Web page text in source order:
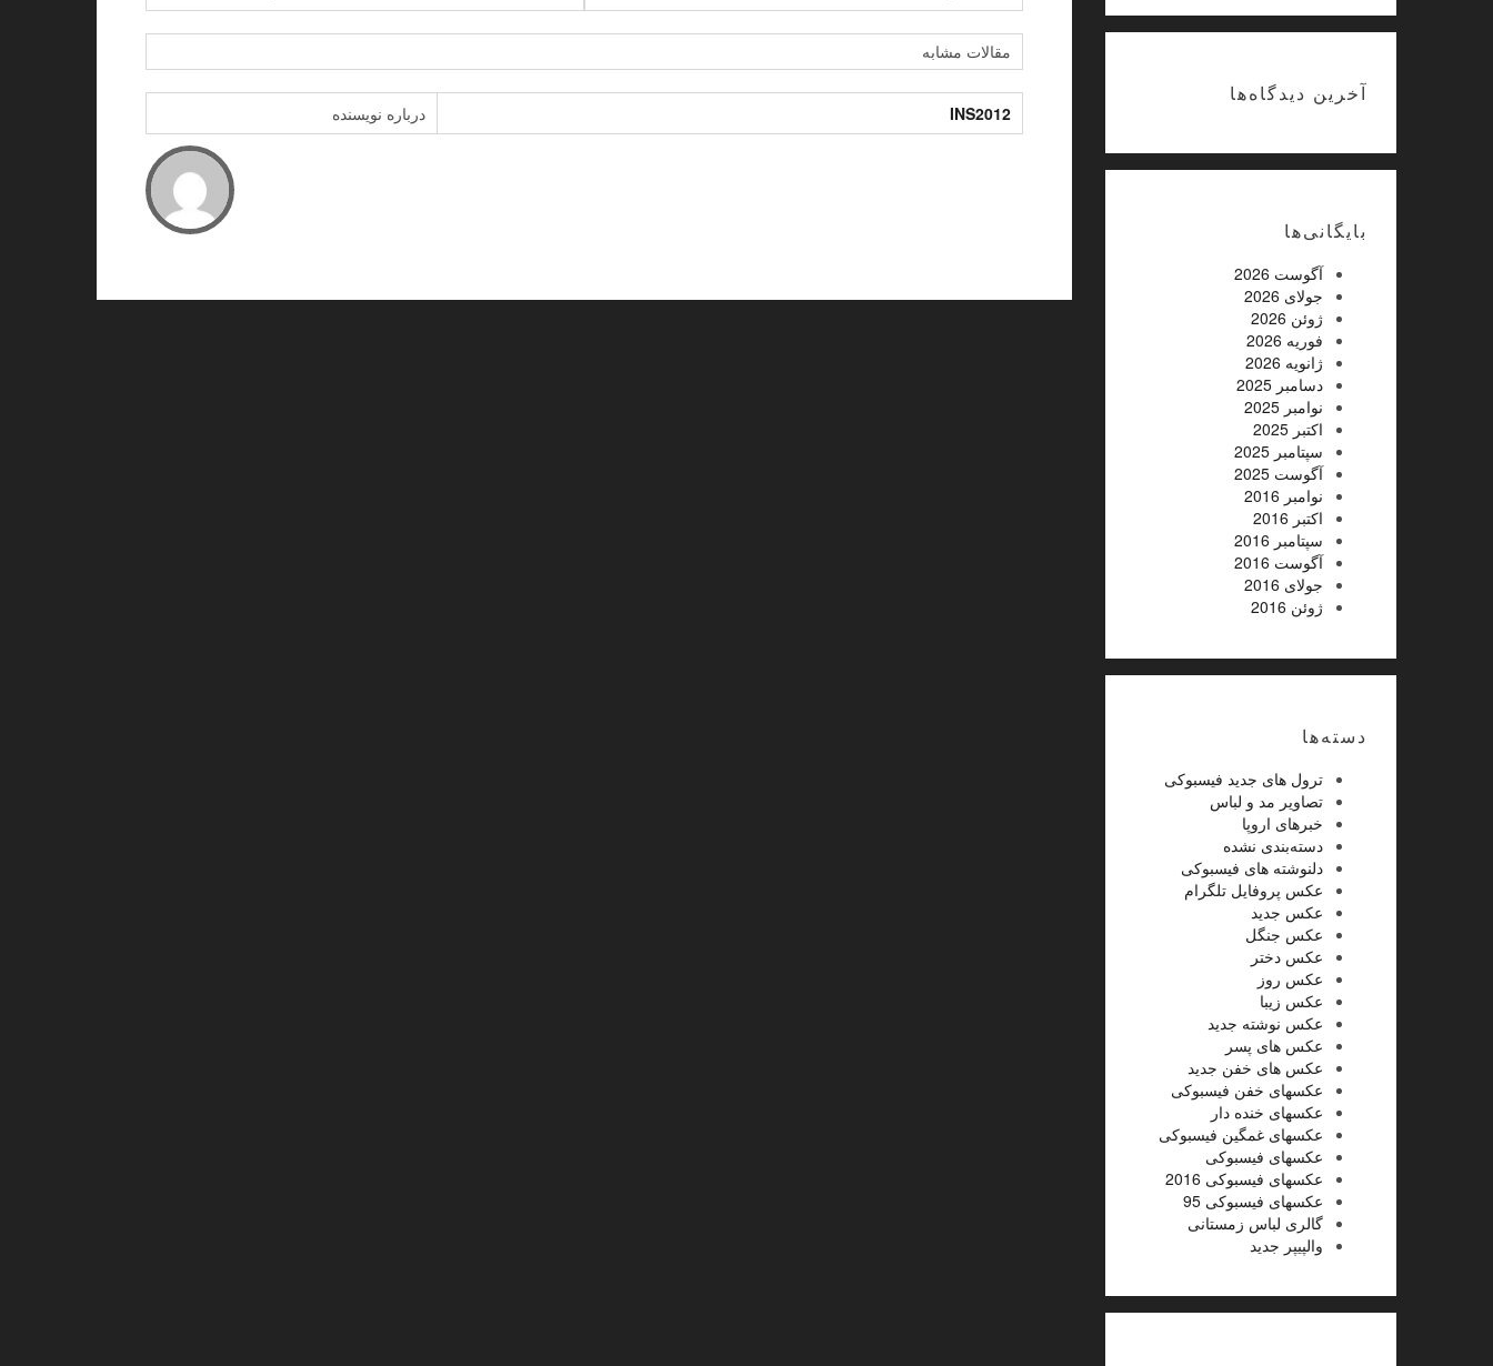
مقالات مشابه
درباره نویسنده INS2012
آخرین دیدگاه‌ها
بایگانی‌ها
آگوست 2026
جولای 2026
ژوئن 2026
فوریه 2026
ژانویه 2026
دسامبر 2025
نوامبر 2025
اکتبر 2025
سپتامبر 2025
آگوست 2025
نوامبر 2016
اکتبر 2016
سپتامبر 2016
آگوست 2016
جولای 2016
ژوئن 2016
دسته‌ها
ترول های جدید فیسبوکی
تصاویر مد و لباس
خبرهای اروپا
دسته‌بندی نشده
دلنوشته های فیسبوکی
عکس پروفایل تلگرام
عکس جدید
عکس جنگل
عکس دختر
عکس روز
عکس زیبا
عکس نوشته جدید
عکس های پسر
عکس های خفن جدید
عکسهای خفن فیسبوکی
عکسهای خنده دار
عکسهای غمگین فیسبوکی
عکسهای فیسبوکی
عکسهای فیسبوکی 2016
عکسهای فیسبوکی 95
گالری لباس زمستانی
والپیپر جدید